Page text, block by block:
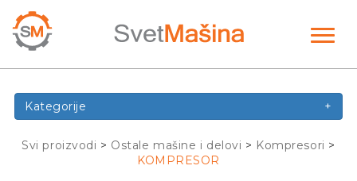
Kategorije +
Svi proizvodi > Ostale mašine i delovi > Kompresori >
KOMPRESOR